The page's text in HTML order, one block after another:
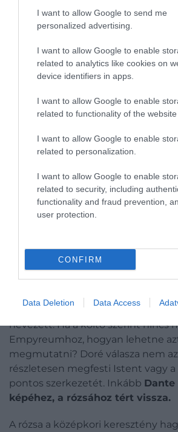
I want to allow Google to send me
personalized advertising.
I want to allow Google to enable
related to analytics like cookies on
device identifiers in apps.
I want to allow Google to enable
related to functionality of the website
I want to allow Google to enable
related to personalization.
I want to allow Google to enable
related to security, including
functionality and fraud prevention,
user protection.
CONFIRM
Data Deletion Data Access
Ez is érdekelhet!
Michelangelo képpel
bevásárlólistáját − ezeket
reneszánsz művészet
Ez a döntés teszi az illusztrációt
meghatottságot akar mutatni,
pillanatot, amikor az ember
felfoghatatlan előtt. Az illusztrátor
kihívása éppen az volt, hogy
ábrázolnia, amelyet Dante maga is
nevezett. Ha a költő szerint nincs
Empyreumhoz, hogyan lehetne
megmutatni? Doré válasza nem
részletesen megfesti Istent vagy
pontos szerkezetét. Inkább Dante
képéhez, a rózsához tért vissza.
A rózsa a középkori keresztény